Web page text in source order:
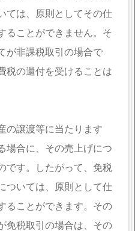
ては、原則としてその仕
ることができません。そ
が非課税取引の場合で
税の還付を受けることは
の譲渡等に当たります
場合に、その売上げにつ
です。したがって、免税
ついては、原則として仕
ることができます。その
免税取引の場合は、その